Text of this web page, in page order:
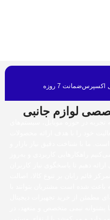
اکسپرسضمانت 7 روزه
لوازم جانبی